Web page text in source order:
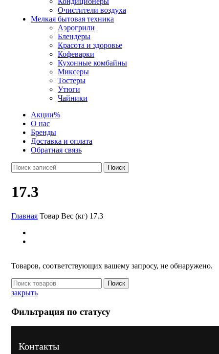
Очистители воздуха
Мелкая бытовая техника
Аэрогрили
Блендеры
Красота и здоровье
Кофеварки
Кухонные комбайны
Миксеры
Тостеры
Утюги
Чайники
Акции%
О нас
Бренды
Доставка и оплата
Обратная связь
Поиск
17.3
закрыть
Фильтрация по статусу
Главная Товар Вес (кг) 17.3
Товаров, соответствующих вашему запросу, не обнаружено.
Поиск
Контакты